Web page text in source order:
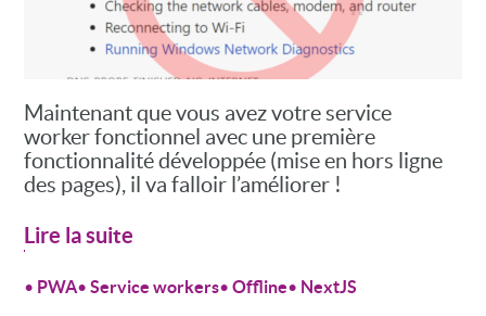
Maintenant que vous avez votre service
worker fonctionnel avec une première
fonctionnalité développée (mise en hors ligne
des pages), il va falloir l’améliorer !
Lire la suite
• PWA•Service workers•Offline• NextJS